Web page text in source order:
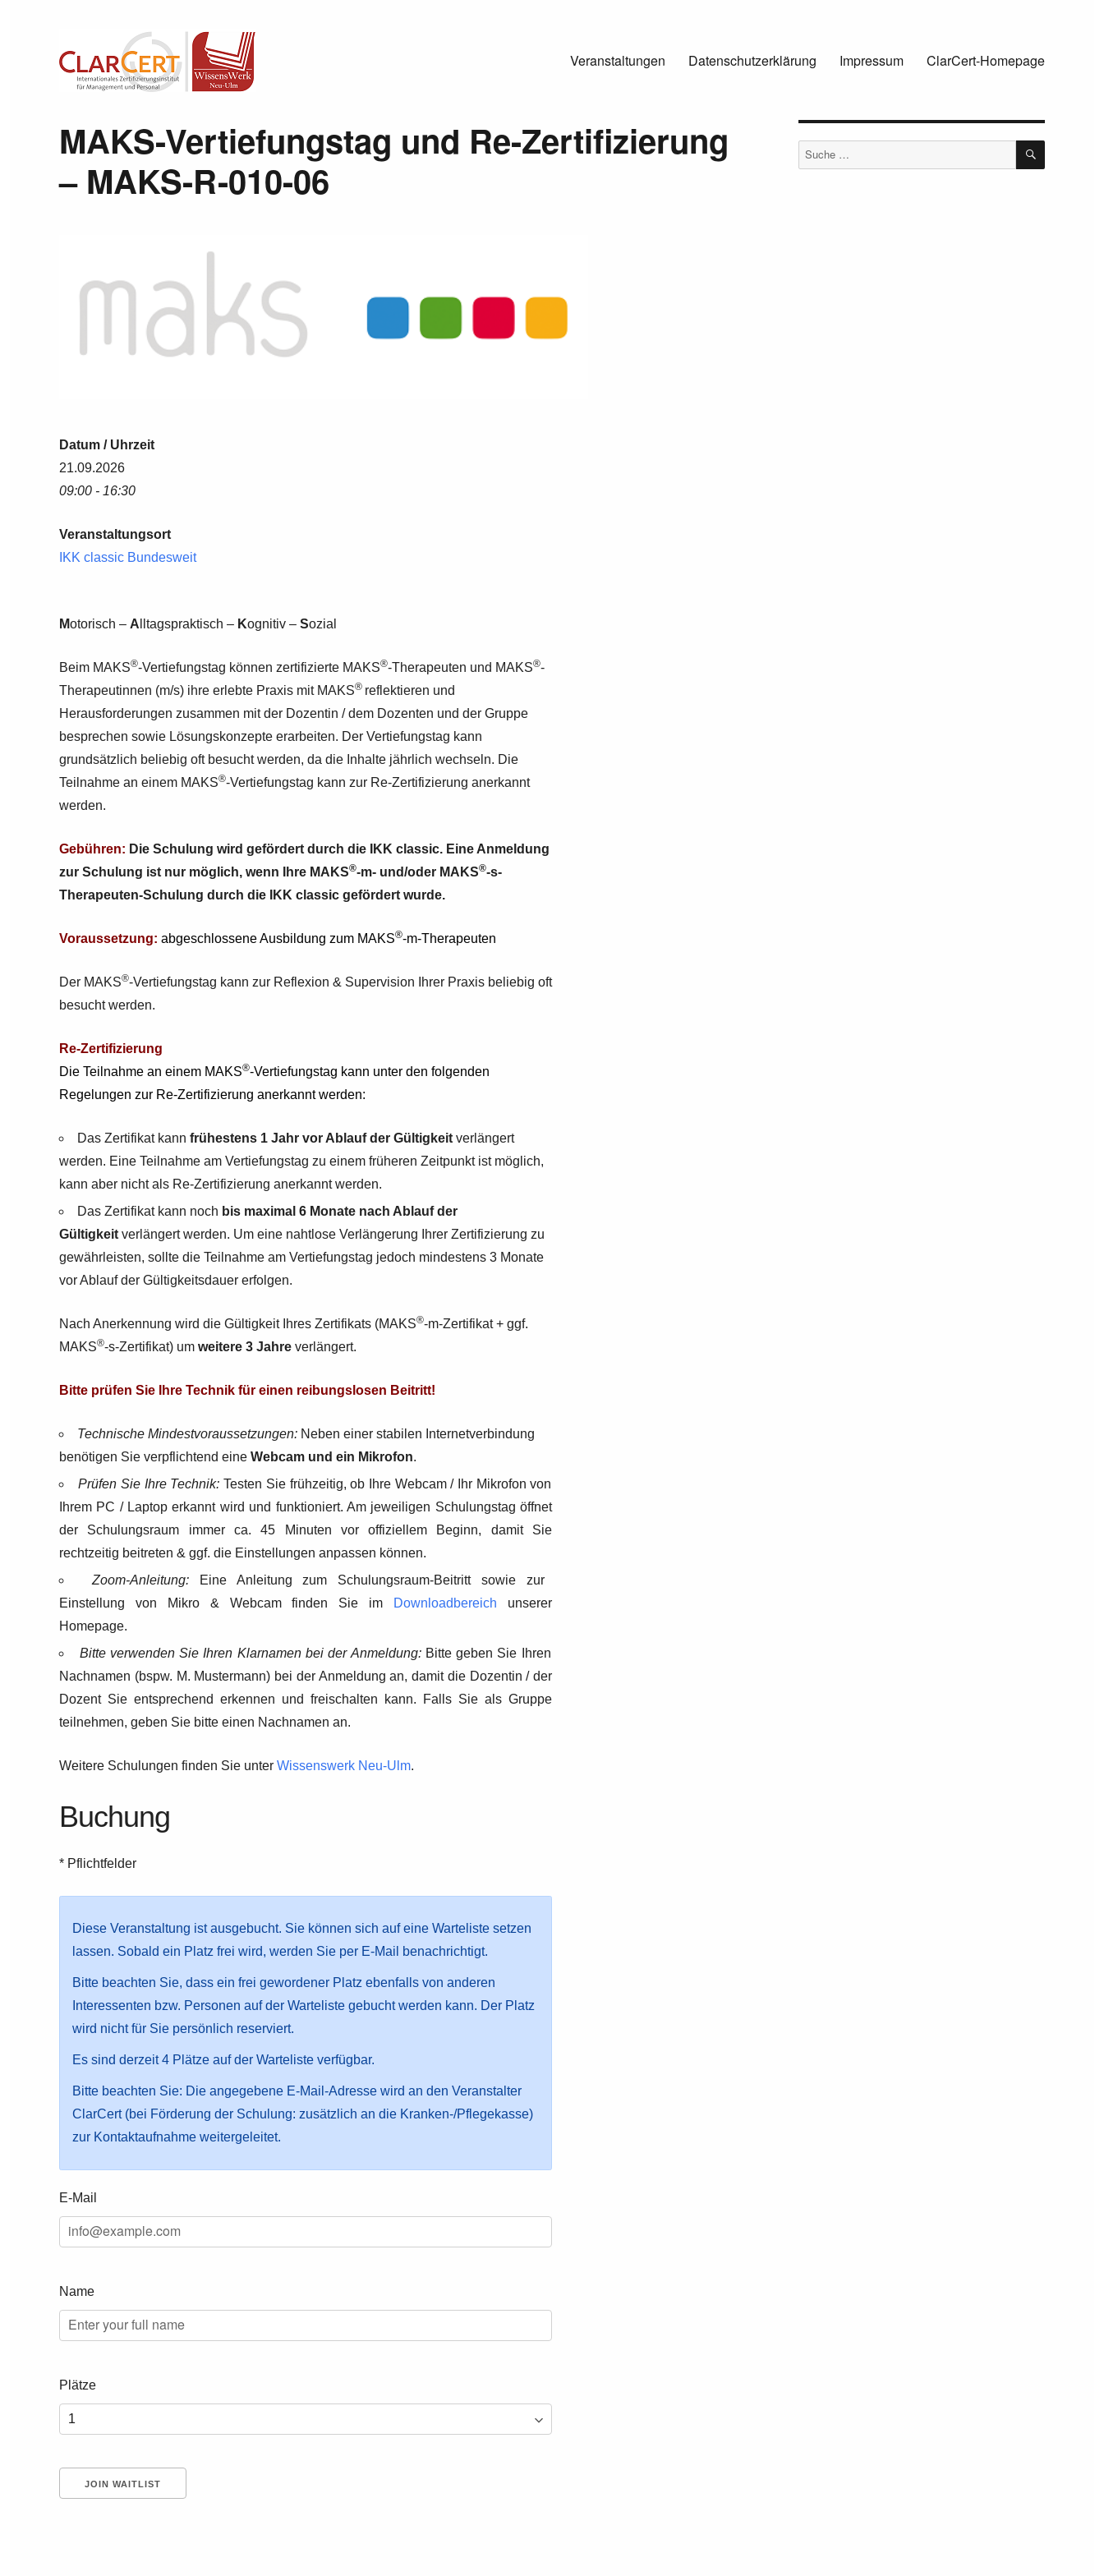
Veranstaltungen Datenschutzerklärung Impressum ClarCert-Homepage
MAKS-Vertiefungstag und Re-Zertifizierung
– MAKS-R-010-06
Datum / Uhrzeit
21.09.2026
09:00 - 16:30
Veranstaltungsort
IKK classic Bundesweit
Motorisch – A lltagspraktisch – Kognitiv – Sozial
Beim MAKS®-Vertiefungstag können zertifizierte MAKS®-Therapeuten und MAKS®-
Therapeutinnen (m/s) ihre erlebte Praxis mit MAKS® reflektieren und
Herausforderungen zusammen mit der Dozentin / dem Dozenten und der Gruppe
besprechen sowie Lösungskonzepte erarbeiten. Der Vertiefungstag kann
grundsätzlich beliebig oft besucht werden, da die Inhalte jährlich wechseln. Die
Teilnahme an einem MAKS®-Vertiefungstag kann zur Re-Zertifizierung anerkannt
werden.
Gebühren: Die Schulung wird gefördert durch die IKK classic. Eine Anmeldung
zur Schulung ist nur möglich, wenn Ihre MAKS®-m- und/oder MAKS®-s-
Therapeuten-Schulung durch die IKK classic gefördert wurde.
Voraussetzung: abgeschlossene Ausbildung zum MAKS®-m-Therapeuten
Der MAKS®-Vertiefungstag kann zur Reflexion & Supervision Ihrer Praxis beliebig oft
besucht werden.
Re-Zertifizierung
Die Teilnahme an einem MAKS®-Vertiefungstag kann unter den folgenden
Regelungen zur Re-Zertifizierung anerkannt werden:
Das Zertifikat kann frühestens 1 Jahr vor Ablauf der Gültigkeit verlängert
werden. Eine Teilnahme am Vertiefungstag zu einem früheren Zeitpunkt ist möglich,
kann aber nicht als Re-Zertifizierung anerkannt werden.
Das Zertifikat kann noch bis maximal 6 Monate nach Ablauf der
Gültigkeit verlängert werden. Um eine nahtlose Verlängerung Ihrer Zertifizierung zu
gewährleisten, sollte die Teilnahme am Vertiefungstag jedoch mindestens 3 Monate
vor Ablauf der Gültigkeitsdauer erfolgen.
Nach Anerkennung wird die Gültigkeit Ihres Zertifikats (MAKS®-m-Zertifikat + ggf.
MAKS®-s-Zertifikat) um weitere 3 Jahre verlängert.
Bitte prüfen Sie Ihre Technik für einen reibungslosen Beitritt!
Technische Mindestvoraussetzungen: Neben einer stabilen Internetverbindung
benötigen Sie verpflichtend eine Webcam und ein Mikrofon.
Prüfen Sie Ihre Technik:Testen Sie frühzeitig, ob Ihre Webcam / Ihr Mikrofon von
Ihrem PC / Laptop erkannt wird und funktioniert. Am jeweiligen Schulungstag öffnet
der Schulungsraum immer ca. 45 Minuten vor offiziellem Beginn, damit Sie
rechtzeitig beitreten & ggf. die Einstellungen anpassen können.
Zoom-Anleitung:
Eine Anleitung zum Schulungsraum-Beitritt sowie zur
Einstellung von Mikro & Webcam finden Sie im
Downloadbereich unserer
Homepage.
Bitte verwenden Sie Ihren Klarnamen bei der Anmeldung: Bitte geben Sie Ihren
Nachnamen (bspw. M. Mustermann) bei der Anmeldung an, damit die Dozentin / der
Dozent Sie entsprechend erkennen und freischalten kann. Falls Sie als Gruppe
teilnehmen, geben Sie bitte einen Nachnamen an.
Weitere Schulungen finden Sie unter Wissenswerk Neu-Ulm.
Buchung
* Pflichtfelder
Diese Veranstaltung ist ausgebucht. Sie können sich auf eine Warteliste setzen
lassen. Sobald ein Platz frei wird, werden Sie per E-Mail benachrichtigt.
Bitte beachten Sie, dass ein frei gewordener Platz ebenfalls von anderen
Interessenten bzw. Personen auf der Warteliste gebucht werden kann. Der Platz
wird nicht für Sie persönlich reserviert.
Es sind derzeit 4 Plätze auf der Warteliste verfügbar.
Bitte beachten Sie: Die angegebene E-Mail-Adresse wird an den Veranstalter
ClarCert (bei Förderung der Schulung: zusätzlich an die Kranken-/Pflegekasse)
zur Kontaktaufnahme weitergeleitet.
E-Mail
Name
Plätze
Suche
nach:
SUCHEN